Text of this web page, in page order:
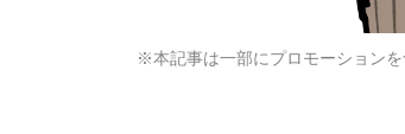
※本記事は一部にプロモーションを